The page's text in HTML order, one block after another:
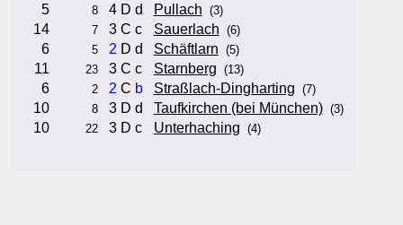
5 8 4 D d Pullach (3)
14 7 3 C c Sauerlach (6)
6 5 2 D d Schäftlarn (5)
11 23 3 C c Starnberg (13)
6 2 2 C b Straßlach-Dingharting (7)
10 8 3 D d Taufkirchen (bei München) (3)
10 22 3 D c Unterhaching (4)